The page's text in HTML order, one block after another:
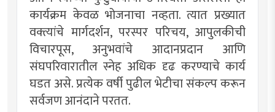
कार्यक्रम केवळ भोजनाचा नव्हता. त्यात प्रख्यात
वक्त्यांचे मार्गदर्शन, परस्पर परिचय, आपुलकीची
विचारपूस, अनुभवांचे आदानप्रदान आणि
संघपरिवारातील स्नेह अधिक दृढ करण्याचे कार्य
घडत असे. प्रत्येक वर्षी पुढील भेटीचा संकल्प करून
सर्वजण आनंदाने परतत.